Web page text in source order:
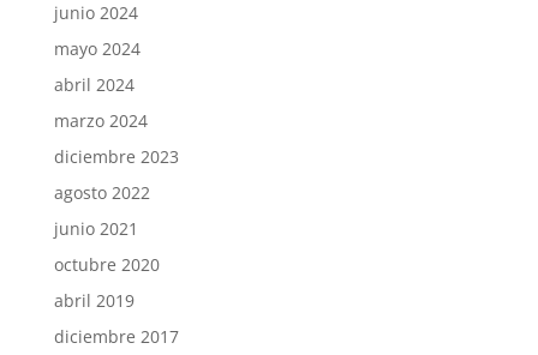
junio 2024
mayo 2024
abril 2024
marzo 2024
diciembre 2023
agosto 2022
junio 2021
octubre 2020
abril 2019
diciembre 2017